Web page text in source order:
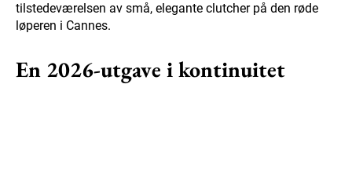
tilstedeværelsen av små, elegante clutcher på den røde
løperen i Cannes.
En 2026-utgave i kontinuitet